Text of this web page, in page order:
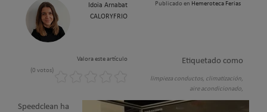
Idoia Arnabat
CALORYFRIO
Publicado en Hemeroteca Ferias
Valora este artículo
(0 votos)
Etiquetado como
limpieza conductos, climatización,
aire acondicionado,
Speedclean ha